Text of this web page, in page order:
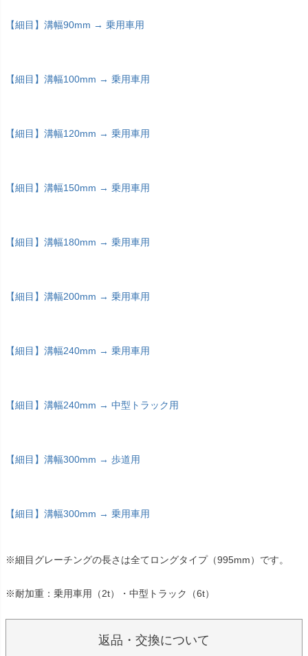
【細目】溝幅90mm → 乗用車用
【細目】溝幅100mm → 乗用車用
【細目】溝幅120mm → 乗用車用
【細目】溝幅150mm → 乗用車用
【細目】溝幅180mm → 乗用車用
【細目】溝幅200mm → 乗用車用
【細目】溝幅240mm → 乗用車用
【細目】溝幅240mm → 中型トラック用
【細目】溝幅300mm → 歩道用
【細目】溝幅300mm → 乗用車用
※細目グレーチングの長さは全てロングタイプ（995mm）です。
※耐加重：乗用車用（2t）・中型トラック（6t）
返品・交換について